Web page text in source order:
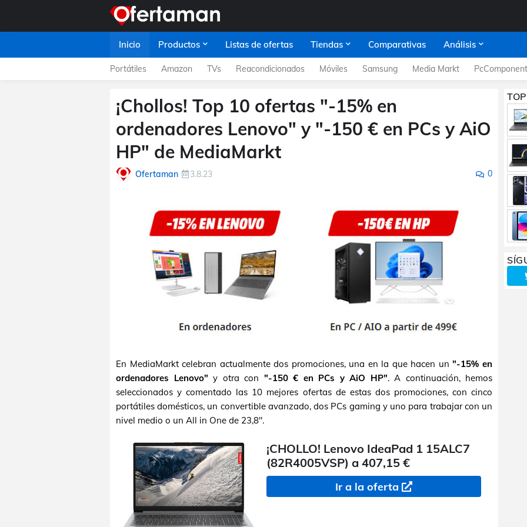
Inicio Productos Listas de ofertas Tiendas Comparativas Análisis
Portátiles Amazon TVs Reacondicionados Móviles Samsung Media Markt
¡Chollos! Top 10 ofertas "-15% en
ordenadores Lenovo" y "-150 € en PCs y AiO
HP" de MediaMarkt
Ofertaman 3.8.23 0
En MediaMarkt celebran actualmente dos promociones, una en la que hacen un"-15% en
ordenadores Lenovo" y otra con "-150 € en PCs y AiO HP". A continuación, hemos
seleccionados y comentado las 10 mejores ofertas de estas dos promociones, con cinco
portátiles domésticos, un convertible avanzado, dos PCs gaming y uno para trabajar con un
nivel medio o un All in One de 23,8".
¡CHOLLO! Lenovo IdeaPad 1 15ALC7
(82R4005VSP) a 407,15 €
Ir a la oferta